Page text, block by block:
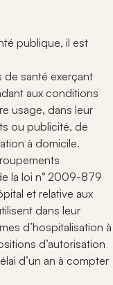
publique, il est
de santé exerçant
aux conditions
usage, dans leur
ou publicité, de
à domicile.
la loi n° 2009-879
et relative aux
dans leur
d’hospitalisation à
d’autorisation
d’un an à compter